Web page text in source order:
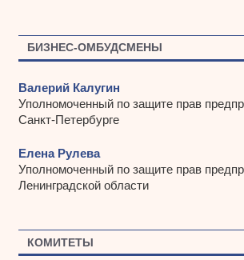
БИЗНЕС-ОМБУДСМЕНЫ
Валерий Калугин
Уполномоченный по защите прав
Санкт-Петербурге
Елена Рулева
Уполномоченный по защите прав
Ленинградской области
КОМИТЕТЫ